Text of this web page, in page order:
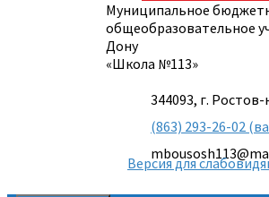
Муниципальное
общеобразовательное
Дону
«Школа №113»
344093, г.
(863) 293-26-02
Версия для